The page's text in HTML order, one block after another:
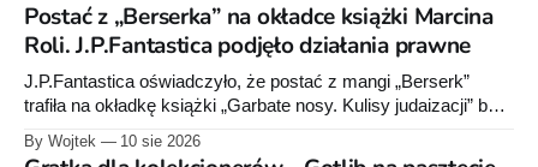
Postać z „Berserka” na okładce książki Marcina
Roli. J.P.Fantastica podjęło działania prawne
J.P.Fantastica oświadczyło, że postać z mangi „Berserk”
trafiła na okładkę książki „Garbate nosy. Kulisy judaizacji” bez
działaniach prawnych, lecz nie ujawnił ich zakresu.
By Wojtek 10 sie 2026